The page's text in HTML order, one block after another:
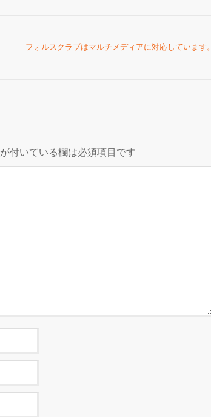
フォルスクラブはマルチメディアに対応しています。
が付いている欄は必須項目です